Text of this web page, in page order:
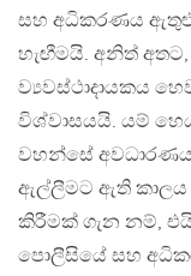
සහ අධිකරණය
හැඟීමයි. අනිත්
ව්‍යවස්ථාදායකය
විශ්වාසයයි. යම්
වහන්සේ
ඇල්ලීමට ඇති කාලය
කිරීමක් ගැන නම්,
පොලීසියේ සහ